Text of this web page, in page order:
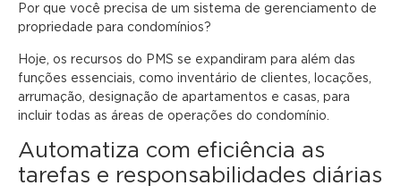
Por que você precisa de um sistema de gerenciamento de
propriedade para condomínios?
Hoje, os recursos do PMS se expandiram para além das
funções essenciais, como inventário de clientes, locações,
arrumação, designação de apartamentos e casas, para
incluir todas as áreas de operações do condomínio.
Automatiza com eficiência as
tarefas e responsabilidades diárias